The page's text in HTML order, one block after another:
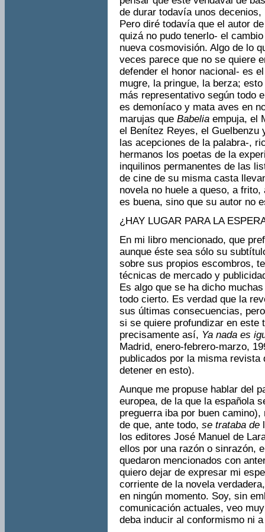
de durar todavía unos
Pero diré todavía que el autor
quizá no pudo tenerlo- el
nueva cosmovisión. Algo de lo
veces parece que no se quiere
defender el honor nacional- es
mugre, la pringue, la berza;
más representativo según todo
es demoníaco y mata aves en
marujas que Babelia empuja, el
el Benítez Reyes, el Guelbenzu
las acepciones de la palabra-,
hermanos los poetas de la
inquilinos permanentes de las
de cine de su misma casta
novela no huele a queso, a
es buena, sino que su autor no
¿HAY LUGAR PARA LA
En mi libro mencionado, que
aunque éste sea sólo su
sobre sus propios escombros,
técnicas de mercado y
Es algo que se ha dicho
todo cierto. Es verdad que la
sus últimas consecuencias,
si se quiere profundizar en este
precisamente así, Ya nada es
Madrid, enero-febrero-marzo,
publicados por la misma revista
detener en esto).
Aunque me propuse hablar del
europea, de la que la española
preguerra iba por buen
de que, ante todo, se trataba de
los editores José Manuel de
ellos por una razón o sinrazón,
quedaron mencionados con
quiero dejar de expresar mi
corriente de la novela
en ningún momento. Soy, sin
comunicación actuales, veo
deba inducir al conformismo ni